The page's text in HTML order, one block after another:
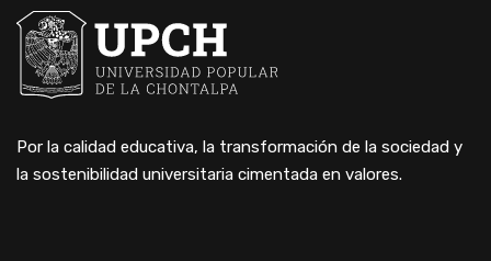
Por la calidad educativa, la transformación de la sociedad y
la sostenibilidad universitaria cimentada en valores.